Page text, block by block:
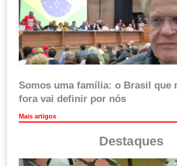
Somos uma família: o Brasil que
fora vai definir por nós
Mais artigos
Destaques